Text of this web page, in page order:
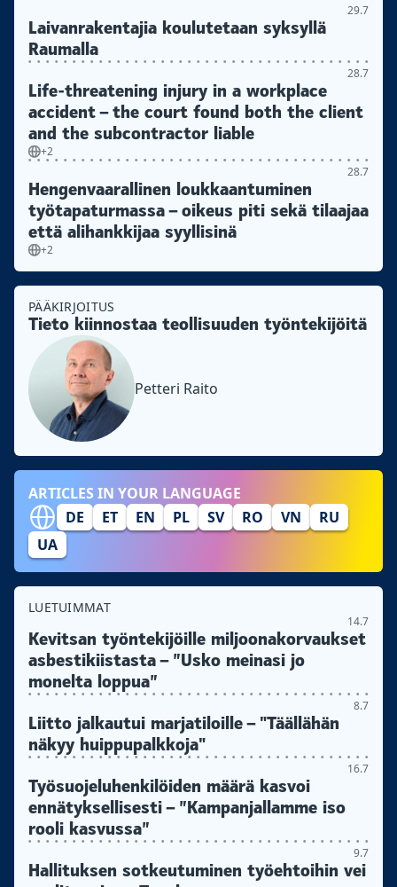
29.7
Laivanrakentajia koulutetaan syksyllä
Raumalla
28.7
Life-threatening injury in a workplace
accident – the court found both the client
and the subcontractor liable
+2
28.7
Hengenvaarallinen loukkaantuminen
työtapaturmassa – oikeus piti sekä tilaajaa
että alihankkijaa syyllisinä
+2
PÄÄKIRJOITUS
Tieto kiinnostaa teollisuuden työntekijöitä
Petteri Raito
ARTICLES IN YOUR LANGUAGE
DE
ET EN PL SV RO VN
RU
UA
LUETUIMMAT
14.7
Kevitsan työntekijöille miljoonakorvaukset
asbestikiistasta – ”Usko meinasi jo
monelta loppua”
8.7
Liitto jalkautui marjatiloille – "Täällähän
näkyy huippupalkkoja"
16.7
Työsuojeluhenkilöiden määrä kasvoi
ennätyksellisesti – ”Kampanjallamme iso
rooli kasvussa”
9.7
Hallituksen sotkeutuminen työehtoihin vei